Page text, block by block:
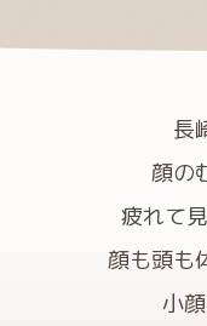
長
顔の
疲れて
顔も頭も
小